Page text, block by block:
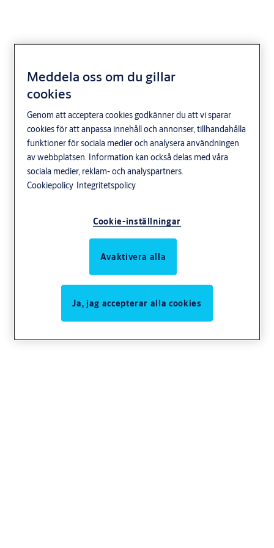
Silikonarmband
MIFARE 1K Grön -
152mm
Meddela oss om du gillar
cookies
Genom att acceptera cookies godkänner du att vi sparar
cookies för att anpassa innehåll och annonser, tillhandahålla
funktioner för sociala medier och analysera användningen
av webbplatsen. Information kan också delas med våra
sociala medier, reklam- och analyspartners.
Cookiepolicy Integritetspolicy
Cookie-inställningar
Avaktivera alla
Ja, jag accepterar alla cookies